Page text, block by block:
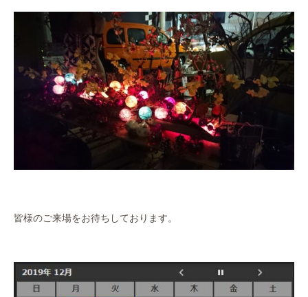
皆様のご来場をお待ちしております。